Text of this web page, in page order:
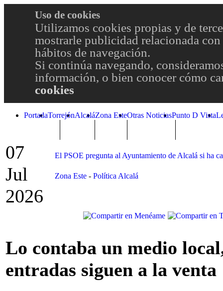
Uso de cookies
Utilizamos cookies propias y de
mostrarle publicidad relacionada
hábitos de navegación.
Si continúa navegando,
información, o bien conocer cómo
cookies
PortadaTorrejónAlcaláZona EsteOtras NoticiasPunto D Vista
07
Jul
2026
El PSOE pregunta al Ayuntamiento de Alcalá si ha
Zona Este - Política Alcalá
Lo contaba un medio
entradas siguen a la venta